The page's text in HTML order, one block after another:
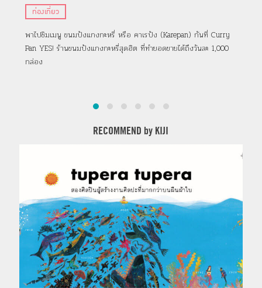
ยอดนิยมกับเมนูใหม่สอดไส้แกงกะหรี่รสเผ็ด
ท่องเที่ยว
พาไปชิมเมนู ขนมปังแกงกะหรี่ หรือ คาเรปัง (Karepan) กันที่ Curry
Pan YES! ร้านขนมปังแกงกะหรี่สุดฮิต ที่ทำยอดขายได้ถึงวันละ 1,000
กล่อง
RECOMMEND by KIJI